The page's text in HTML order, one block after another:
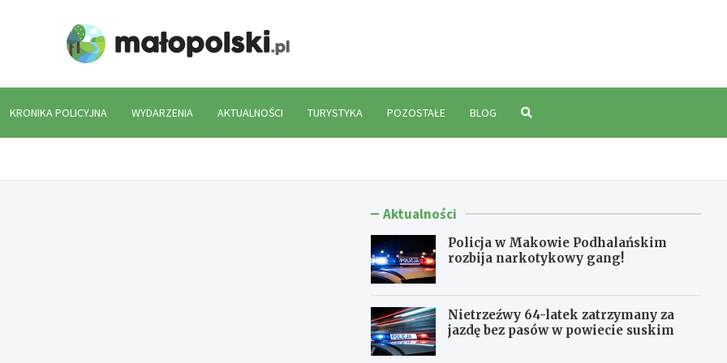
KRONIKA POLICYJNA WYDARZENIA AKTUALNOŚCI TURYSTYKA POZOSTAŁE BLOG
Aktualności
Policja w Makowie Podhalańskim
rozbija narkotykowy gang!
Nietrzeźwy 64-latek zatrzymany za
jazdę bez pasów w powiecie suskim